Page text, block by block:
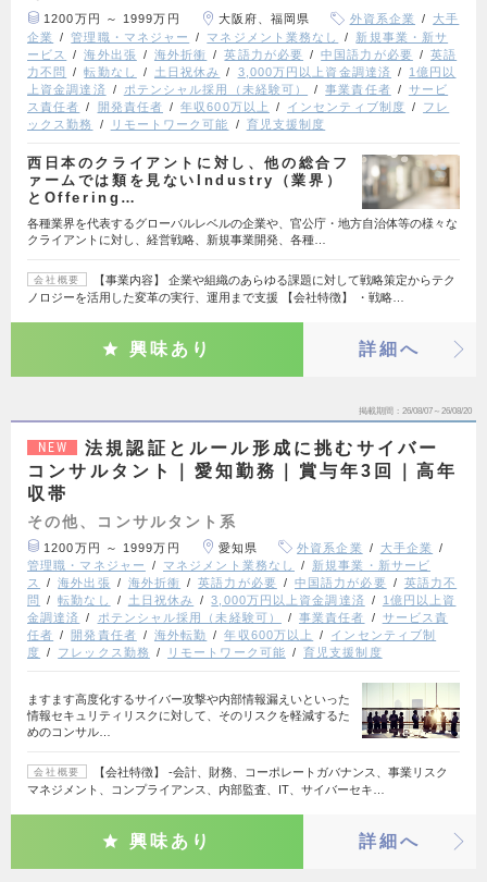
1200万円 ～ 1999万円 大阪府、福岡県 外資系企業
大手
企業
管理職・マネジャー マネジメント業務なし
新規事業・新サ
ービス
海外出張 海外折衝 英語力が必要 中国語力が必要
英語
力不問
転勤なし 土日祝休み 3,000万円以上資金調達済
1億円以
上資金調達済
ポテンシャル採用（未経験可） 事業責任者
サービ
ス責任者
開発責任者 年収600万以上 インセンティブ制度
フレ
ックス勤務
リモートワーク可能 育児支援制度
西日本のクライアントに対し、他の総合フ
ァームでは類を見ないIndustry（業界）
とOffering…
各種業界を代表するグローバルレベルの企業や、官公庁・地方自治体等の様々な
クライアントに対し、経営戦略、新規事業開発、各種…
会社概要
【事業内容】 企業や組織のあらゆる課題に対して戦略策定からテク
ノロジーを活用した変革の実行、運用まで支援 【会社特徴】 ・戦略…
興味あり 詳細へ
掲載期間 26/08/07～26/08/20
NEW
法規認証とルール形成に挑むサイバー
コンサルタント｜愛知勤務｜賞与年3回｜高年
収帯
その他、コンサルタント系
1200万円 ～ 1999万円 愛知県 外資系企業
大手企業
管理職・マネジャー
マネジメント業務なし
新規事業・新サービ
ス
海外出張 海外折衝 英語力が必要 中国語力が必要
英語力不
問
転勤なし 土日祝休み 3,000万円以上資金調達済
1億円以上資
金調達済
ポテンシャル採用（未経験可） 事業責任者
サービス責
任者
開発責任者 海外転勤 年収600万以上
インセンティブ制
度
フレックス勤務 リモートワーク可能 育児支援制度
ますます高度化するサイバー攻撃や内部情報漏えいといった
情報セキュリティリスクに対して、そのリスクを軽減するた
めのコンサル…
会社概要
【会社特徴】 ‐会計、財務、コーポレートガバナンス、事業リスク
マネジメント、コンプライアンス、内部監査、IT、サイバーセキ…
興味あり 詳細へ